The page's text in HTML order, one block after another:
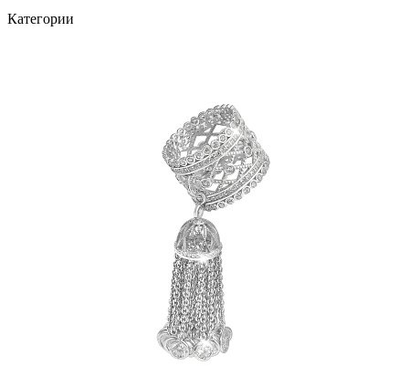
Категории